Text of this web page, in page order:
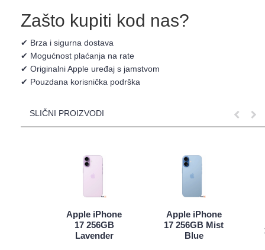
Zašto kupiti kod nas?
✔ Brza i sigurna dostava
✔ Mogućnost plaćanja na rate
✔ Originalni Apple uređaj s jamstvom
✔ Pouzdana korisnička podrška
SLIČNI PROIZVODI
Apple iPhone
17 256GB
Lavender
Apple iPhone
17 256GB Mist
Blue